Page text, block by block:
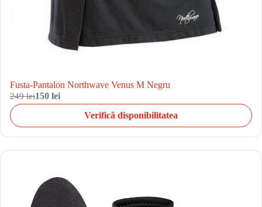
Fusta-Pantalon Northwave Venus M Negru
249 lei150 lei
Verifică disponibilitatea